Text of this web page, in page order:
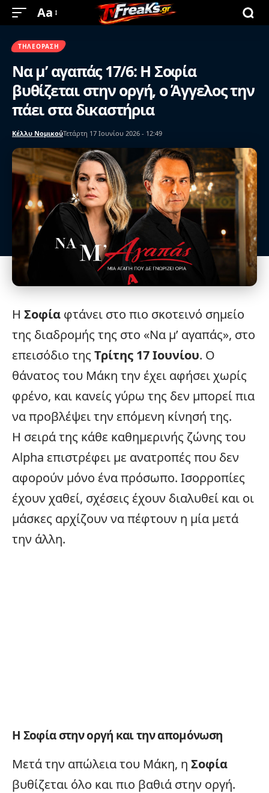
Aa
ΤΗΛΕΌΡΑΣΗ
Να μ’ αγαπάς 17/6: Η Σοφία
βυθίζεται στην οργή, ο Άγγελος την
πάει στα δικαστήρια
Κέλλυ ΝομικούΤετάρτη 17 Ιουνίου 2026 - 12:49
Η Σοφία φτάνει στο πιο σκοτεινό σημείο
της διαδρομής της στο «Να μ’ αγαπάς», στο
επεισόδιο της Τρίτης 17 Ιουνίου. Ο
θάνατος του Μάκη την έχει αφήσει χωρίς
φρένο, και κανείς γύρω της δεν μπορεί πια
να προβλέψει την επόμενη κίνησή της.
Η σειρά της κάθε καθημερινής ζώνης του
Alpha επιστρέφει με ανατροπές που δεν
αφορούν μόνο ένα πρόσωπο. Ισορροπίες
έχουν χαθεί, σχέσεις έχουν διαλυθεί και οι
μάσκες αρχίζουν να πέφτουν η μία μετά
την άλλη.
Η Σοφία στην οργή και την απομόνωση
Μετά την απώλεια του Μάκη, η Σοφία
βυθίζεται όλο και πιο βαθιά στην οργή.